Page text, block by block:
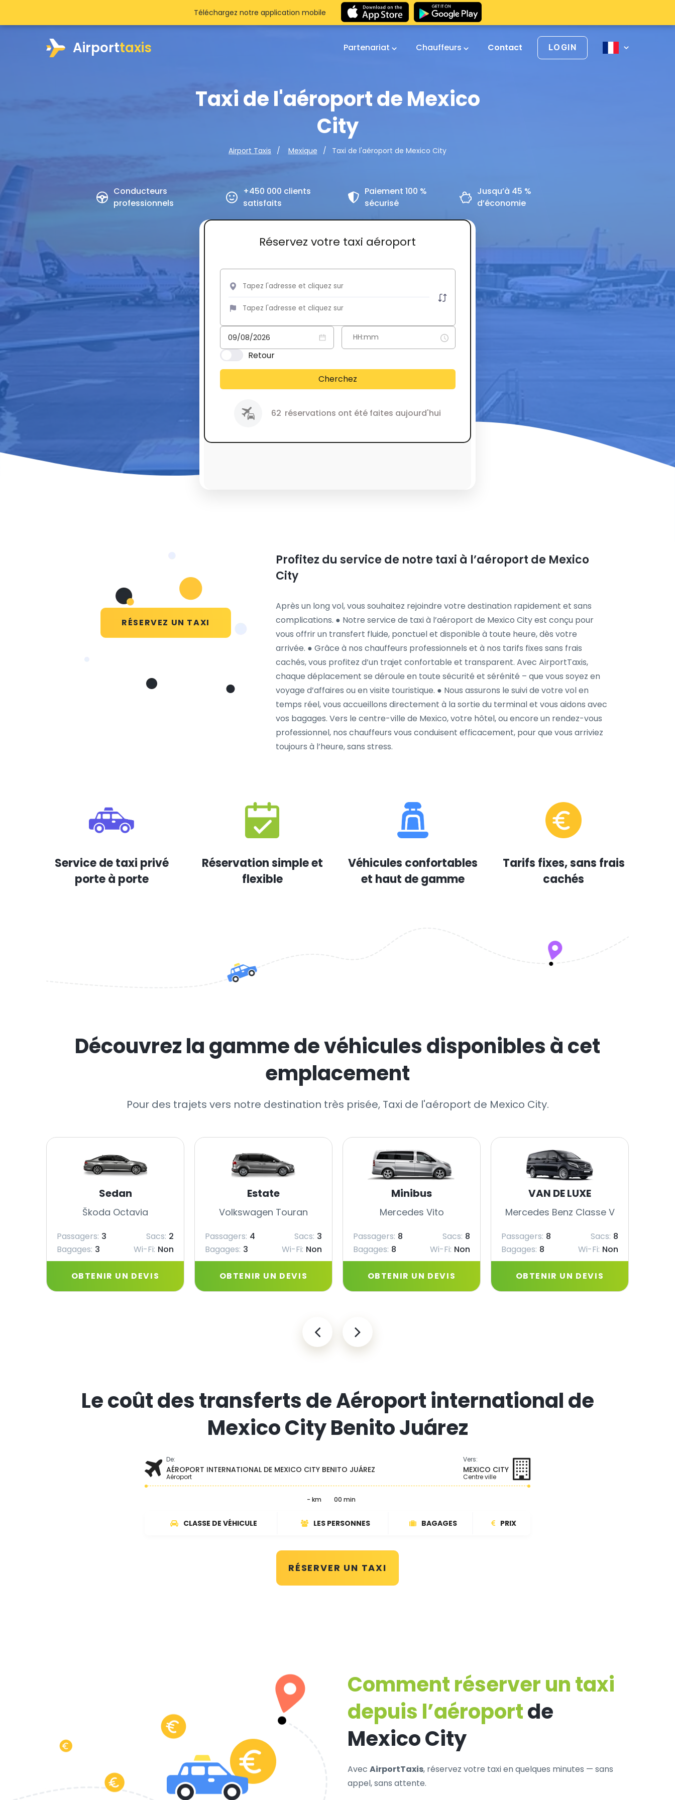
Airporttaxis Partenariat Chauffeurs Contact LOGIN
Taxi de l'aéroport de Mexico
City
Airport Taxis Mexique Taxi de l'aéroport de Mexico City
Conducteurs
professionnels
+450 000 clients
satisfaits
Paiement 100 %
sécurisé
Jusqu’à 45 %
d’économie
Réservez votre taxi aéroport
Retour
Cherchez
62 réservations ont été faites aujourd'hui
Téléchargez notre application mobile
RÉSERVEZ UN TAXI
Profitez du service de notre taxi à l’aéroport de Mexico
City
Après un long vol, vous souhaitez rejoindre votre destination rapidement et sans
complications. ● Notre service de taxi à l’aéroport de Mexico City est conçu pour
vous offrir un transfert fluide, ponctuel et disponible à toute heure, dès votre
arrivée. ● Grâce à nos chauffeurs professionnels et à nos tarifs fixes sans frais
cachés, vous profitez d’un trajet confortable et transparent. Avec AirportTaxis,
chaque déplacement se déroule en toute sécurité et sérénité – que vous soyez en
voyage d’affaires ou en visite touristique. ● Nous assurons le suivi de votre vol en
temps réel, vous accueillons directement à la sortie du terminal et vous aidons avec
vos bagages. Vers le centre-ville de Mexico, votre hôtel, ou encore un rendez-vous
professionnel, nos chauffeurs vous conduisent efficacement, pour que vous arriviez
toujours à l’heure, sans stress.
Service de taxi privé
porte à porte
Réservation simple et
flexible
Véhicules confortables
et haut de gamme
Tarifs fixes, sans frais
cachés
Découvrez la gamme de véhicules disponibles à cet
emplacement
Pour des trajets vers notre destination très prisée, Taxi de l'aéroport de Mexico City.
Sedan
Škoda Octavia
Passagers: 3 Sacs: 2
Bagages: 3 Wi-Fi: Non
OBTENIR UN DEVIS
Estate
Volkswagen Touran
Passagers: 4 Sacs: 3
Bagages: 3 Wi-Fi: Non
OBTENIR UN DEVIS
Minibus
Mercedes Vito
Passagers: 8 Sacs: 8
Bagages: 8 Wi-Fi: Non
OBTENIR UN DEVIS
VAN DE LUXE
Mercedes Benz Classe V
Passagers: 8 Sacs: 8
Bagages: 8 Wi-Fi: Non
OBTENIR UN DEVIS
Le coût des transferts de Aéroport international de
Mexico City Benito Juárez
De:
AÉROPORT INTERNATIONAL DE MEXICO CITY BENITO JUÁREZ
Aéroport
Vers:
MEXICO CITY
Centre ville
- km 00 min
CLASSE DE VÉHICULE LES PERSONNES BAGAGES PRIX
RÉSERVER UN TAXI
Comment réserver un taxi
depuis l’aéroportde
Mexico City
Avec AirportTaxis, réservez votre taxi en quelques minutes — sans
appel, sans attente.